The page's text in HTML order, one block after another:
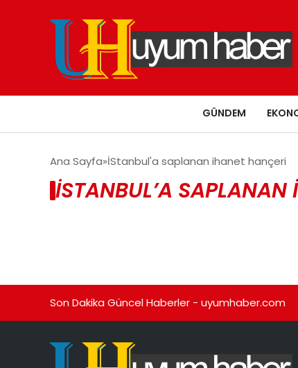
GÜNDEM
Ana Sayfa İStanbul'a saplanan ihanet hançeri
İSTANBUL’A SAPLANAN
Son Dakika Güncel Haberler - uyumhaber.com